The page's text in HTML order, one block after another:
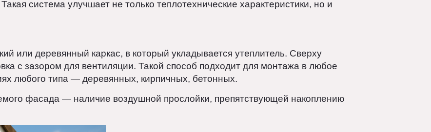
«пирог»)
теплоизоляции (например, базальтовую вату) и декоративную облицовку
Такая система улучшает не только теплотехнические характеристики, но и
с зазором для вентиляции. Такой способ подходит для монтажа в любое
любого типа — деревянных, кирпичных, бетонных.